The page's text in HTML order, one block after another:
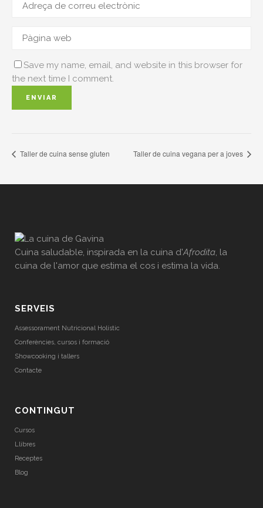
Save my name, email, and website in this browser for
the next time I comment.
Taller de cuina sense gluten Taller de cuina vegana per a joves
Cuina saludable, inspirada en la cuina d'Afrodita, la
cuina de l'amor que estima el cos i estima la vida.
SERVEIS
Assessorament Nutricional Holístic
Conferències, cursos i formació
Showcooking i tallers
Contacte
CONTINGUT
Cursos
Llibres
Receptes
Blog